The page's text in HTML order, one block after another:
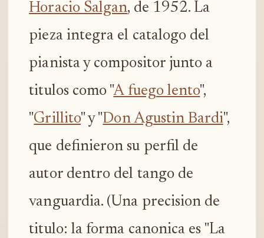
Horacio Salgan, de 1952. La
pieza integra el catalogo del
pianista y compositor junto a
titulos como "A fuego lento",
"Grillito" y "Don Agustin Bardi",
que definieron su perfil de
autor dentro del tango de
vanguardia. (Una precision de
titulo: la forma canonica es "La